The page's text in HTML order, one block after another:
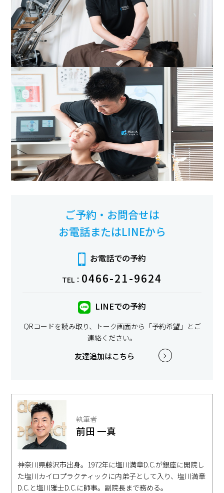
ご予約・お問合せは
お電話またはLINEから
お電話での予約
TEL： 0466-21-9624
LINEでの予約
QRコードを読み取り、トーク画面から「予約希望」とご
連絡ください。
友達追加はこちら
執筆者
前田 一真
神奈川県藤沢市出身。1972年に塩川満章D.C.が銀座に開院し
た塩川カイロプラクティックに内弟子として入り、塩川満章
D.C.と塩川雅士D.C.に師事。副院長まで務める。